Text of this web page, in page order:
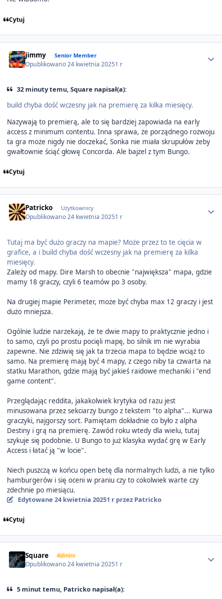
Cytuj
jimmy Senior Member
Opublikowano24 kwietnia 20251 r
32 minuty temu, Square napisał(a):
build chyba dość wczesny jak na premierę za kilka miesięcy.
Nazywają to premierą, ale to się bardziej zapowiada na early
access z minimum contentu. Inna sprawa, że porządnego rozwoju
ta gra może nigdy nie doczekać, Sonka nie miała skrupułów żeby
gwałtownie ściąć głowę Concorda. Ale bajzel z tym Bungo.
Cytuj
Patricko Użytkownicy
Opublikowano24 kwietnia 20251 r
Tutaj ma być dużo graczy na mapie? Może przez to te cięcia w
grafice, a i build chyba dość wczesny jak na premierę za kilka
miesięcy.
Zależy od mapy. Dire Marsh to obecnie "największa" mapa, gdzie
mamy 18 graczy, czyli 6 teamów po 3 osoby.
Na drugiej mapie Perimeter, może być chyba max 12 graczy i jest
dużo mniejsza.
Ogólnie ludzie narzekają, że te dwie mapy to praktycznie jedno i
to samo, czyli po prostu pocięli mapę, bo silnik im nie wyrabia
zapewne. Nie zdziwię się jak ta trzecia mapa to będzie wciąż to
samo. Na premierę mają być 4 mapy, z czego niby ta czwarta na
statku Marathon, gdzie mają być jakieś raidowe mechaniki i "end
game content".
Przeglądając reddita, jakakolwiek krytyka od razu jest
minusowana przez sekciarzy bungo z tekstem "to alpha"... Kurwa
graczyki, najgorszy sort. Pamiętam dokładnie co było z alpha
Destiny i grą na premierę. Zawód roku wtedy dla wielu, tutaj
szykuje się podobnie. U Bungo to już klasyka wydać grę w Early
Access i łatać ją "w locie".
Niech puszczą w końcu open betę dla normalnych ludzi, a nie tylko
hamburgerów i się oceni w praniu czy to cokolwiek warte czy
zdechnie po miesiącu.
Edytowane 24 kwietnia 20251 r przez Patricko
Cytuj
Square Admini
Opublikowano24 kwietnia 20251 r
5 minut temu, Patricko napisał(a):